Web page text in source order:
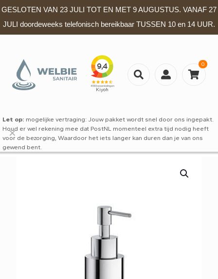
GESLOTEN VAN 23 JULI TOT EN MET 9 AUGUSTUS. VANAF 27
JULI doordeweeks telefonisch bereikbaar TUSSEN 10 en 14 UUR.
0
Let op: mogelijke vertraging: Jouw pakket wordt snel door ons ingepakt.
Houd er wel rekening mee dat PostNL momenteel extra tijd nodig heeft
voor de bezorging, Waardoor het iets langer kan duren dan je van ons
gewend bent.
✕